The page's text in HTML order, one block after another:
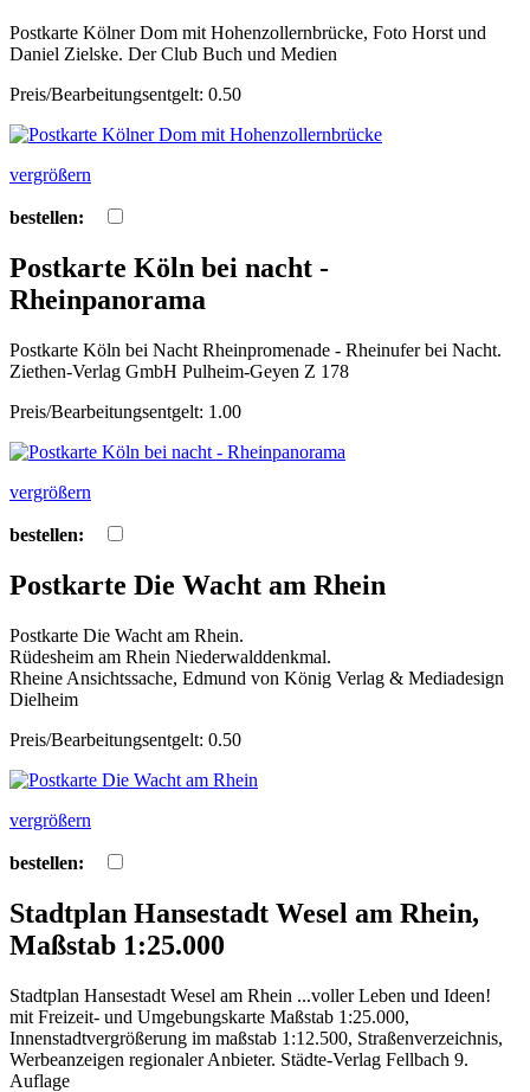
Postkarte Kölner Dom mit Hohenzollernbrücke, Foto Horst und
Daniel Zielske. Der Club Buch und Medien
Preis/Bearbeitungsentgelt: 0.50
vergrößern
bestellen:
Postkarte Köln bei nacht -
Rheinpanorama
Postkarte Köln bei Nacht Rheinpromenade - Rheinufer bei Nacht.
Ziethen-Verlag GmbH Pulheim-Geyen Z 178
Preis/Bearbeitungsentgelt: 1.00
vergrößern
bestellen:
Postkarte Die Wacht am Rhein
Postkarte Die Wacht am Rhein.
Rüdesheim am Rhein Niederwalddenkmal.
Rheine Ansichtssache, Edmund von König Verlag & Mediadesign
Dielheim
Preis/Bearbeitungsentgelt: 0.50
vergrößern
bestellen:
Stadtplan Hansestadt Wesel am Rhein,
Maßstab 1:25.000
Stadtplan Hansestadt Wesel am Rhein ...voller Leben und Ideen!
mit Freizeit- und Umgebungskarte Maßstab 1:25.000,
Innenstadtvergrößerung im maßstab 1:12.500, Straßenverzeichnis,
Werbeanzeigen regionaler Anbieter. Städte-Verlag Fellbach 9.
Auflage